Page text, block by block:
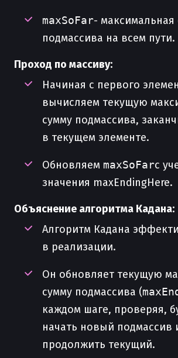
maxSoFar- максимальная
подмассива на всем пути.
Проход по массиву:
Начиная с первого
вычисляем текущую
сумму подмассива,
в текущем элементе.
Обновляем maxSoFarс
значения maxEndingHere.
Объяснение алгоритма Кадана:
Алгоритм Кадана
в реализации.
Он обновляет текущую
сумму подмассива (
каждом шаге, проверяя,
начать новый подмассив
продолжить текущий.